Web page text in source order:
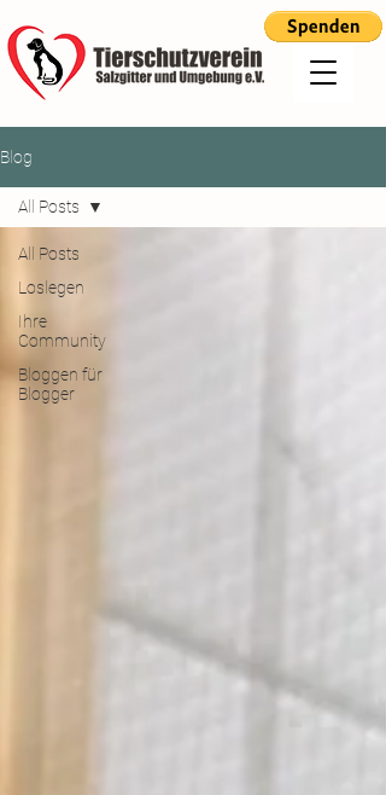
Blog
All Posts
Loslegen
Ihre
Community
Bloggen für
Blogger
All Posts